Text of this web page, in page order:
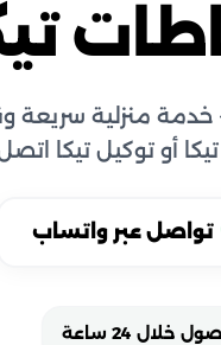
منزلية سريعة
توكيل تيكا اتصل
تواصل عبر واتساب
24 ساعة